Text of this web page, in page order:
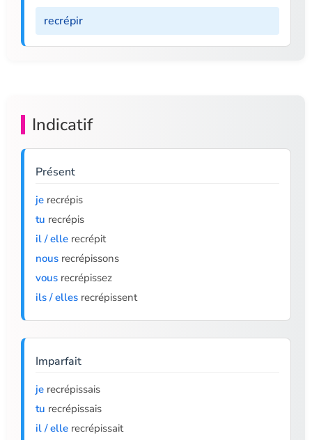
recrépir
Indicatif
Présent
je recrépis
tu recrépis
il / elle recrépit
nous recrépissons
vous recrépissez
ils / elles recrépissent
Imparfait
je recrépissais
tu recrépissais
il / elle recrépissait